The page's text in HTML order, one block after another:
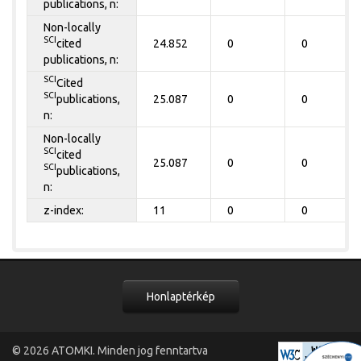
publications, n:
Non-locally
SCI cited
publications, n:
24.852 0 0
SCI Cited
SCI publications,
n:
25.087 0 0
Non-locally
SCI cited
SCI publications,
n:
25.087 0 0
z-index: 11 0 0
Honlaptérkép
© 2026 ATOMKI. Minden jog fenntartva